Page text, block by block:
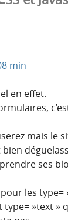
min
en effet.
mais le
ses
les type=
»text »